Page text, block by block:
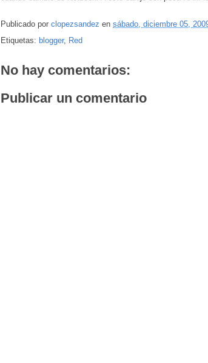
Publicado por clopezsandez en sábado, diciembre 05,
Etiquetas: blogger, Red
No hay comentarios:
Publicar un comentario